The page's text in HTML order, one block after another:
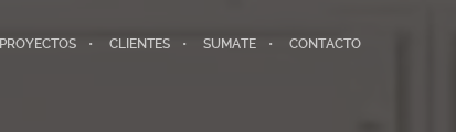
PROYECTOS CLIENTES SUMATE CONTACTO